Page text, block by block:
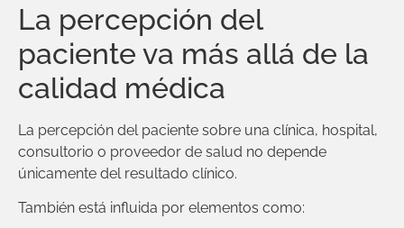
La percepción del
paciente va más allá de la
calidad médica
La percepción del paciente sobre una clínica, hospital,
consultorio o proveedor de salud no depende
únicamente del resultado clínico.
También está influida por elementos como: